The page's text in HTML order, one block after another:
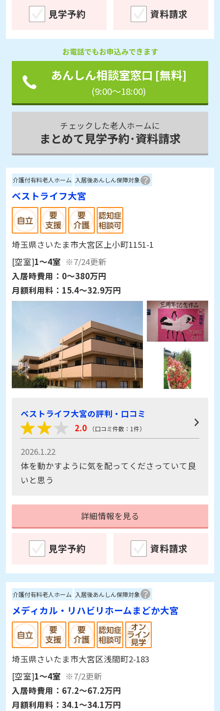
見学予約 資料請求
お電話でもお申込みできます
あんしん相談室窓口 [無料]
(9:00～18:00)
チェックした老人ホームに
まとめて見学予約･資料請求
介護付有料老人ホーム 入居後あんしん保障対象
ベストライフ大宮
埼玉県さいたま市大宮区上小町1151-1
[空室]1～4室 ※7/24更新
入居時費用： 0～380万円
月額利用料： 15.4～32.9万円
ベストライフ大宮の評判・口コミ
2.0
（口コミ件数：1件）
2026.1.22
体を動かすように気を配ってくださっていて良
いと思う
詳細情報を見る
見学予約 資料請求
介護付有料老人ホーム 入居後あんしん保障対象
メディカル・リハビリホームまどか大宮
埼玉県さいたま市大宮区浅間町2-183
[空室]1～4室 ※7/2更新
入居時費用： 67.2～67.2万円
月額利用料： 34.1～34.1万円